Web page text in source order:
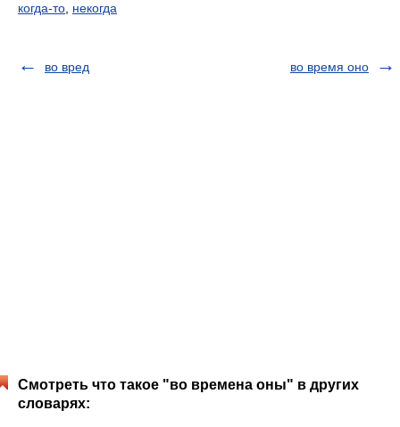
когда-то некогда
во вред во время оно
Смотреть что такое "во времена оны" в других
словарях: